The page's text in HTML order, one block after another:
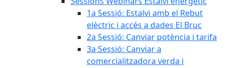
1a Sessió: Estalvi amb el Rebut
elèctric i accés a dades El Bruc
2a Sessió: Canviar potència i tarifa
3a Sessió: Canviar a
comercialitzadora verda i